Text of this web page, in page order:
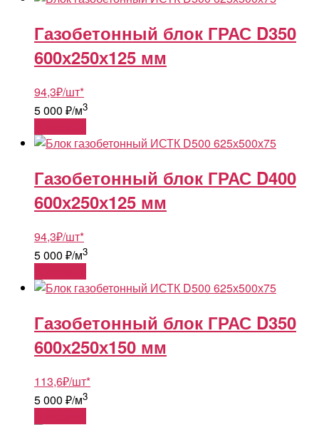
Газобетонный блок ГРАС D350
600х250х125 мм
94,3₽/шт*
5 000 ₽/м3
Газобетонный блок ГРАС D400
600х250х125 мм
94,3₽/шт*
5 000 ₽/м3
Газобетонный блок ГРАС D350
600х250х150 мм
113,6₽/шт*
5 000 ₽/м3